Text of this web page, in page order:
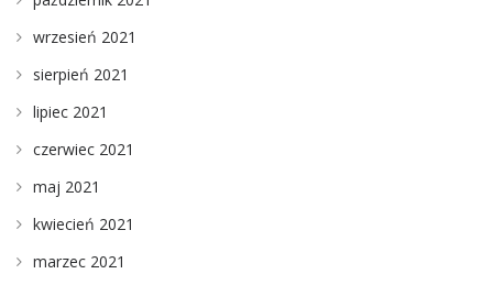
wrzesień 2021
sierpień 2021
lipiec 2021
czerwiec 2021
maj 2021
kwiecień 2021
marzec 2021